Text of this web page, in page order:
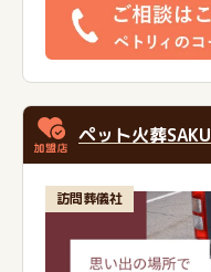
ペット火葬
訪問葬儀社